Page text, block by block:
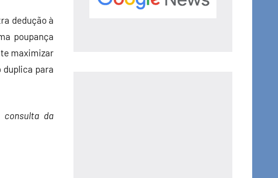
dedução à
poupança
maximizar
duplica para
consulta da